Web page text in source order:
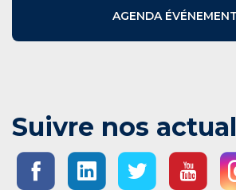
AGENDA
Suivre nos